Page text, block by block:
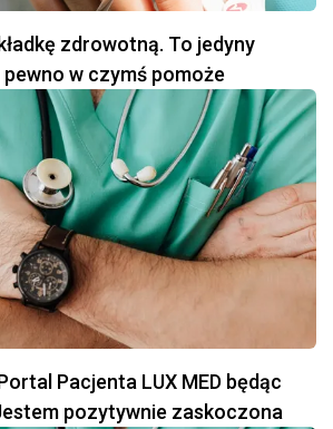
zdrowotną. To jedyny
pewno w czymś pomoże
Pacjenta LUX MED będąc
pozytywnie zaskoczona